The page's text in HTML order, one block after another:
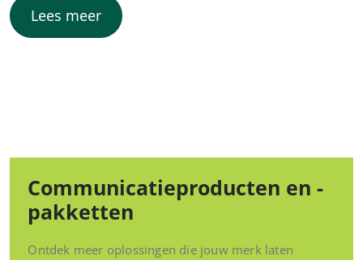
Lees meer
!
Communicatieproducten en -
pakketten
Ontdek meer oplossingen die jouw merk laten